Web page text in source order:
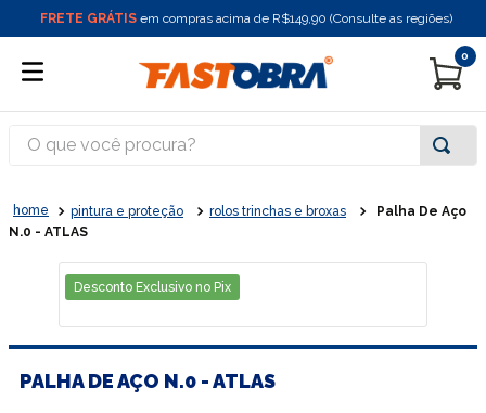
FRETE GRÁTIS em compras acima de R$149,90 (Consulte as regiões)
0
O que você procura?
pintura e proteção rolos trinchas e broxas
Palha De Aço
N.0 - ATLAS
Desconto Exclusivo no Pix
PALHA DE AÇO N.0 - ATLAS